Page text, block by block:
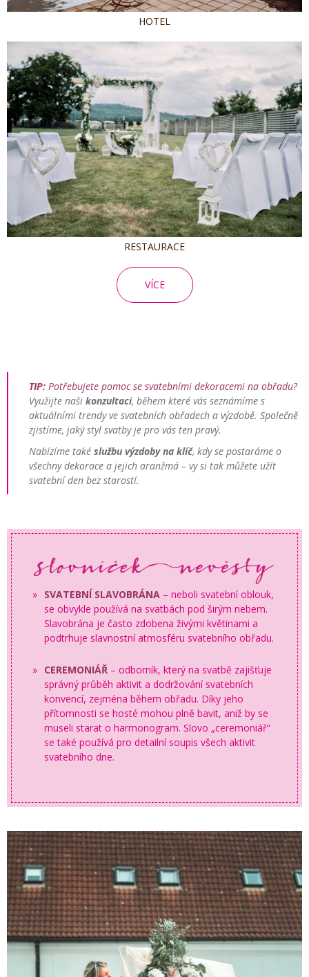
HOTEL
RESTAURACE
VÍCE
TIP: Potřebujete pomoc se svatebními dekoracemi na obřadu?
Využijte naši konzultaci, během které vás seznámíme s
aktuálními trendy ve svatebních obřadech a výzdobě. Společně
zjistíme, jaký styl svatby je pro vás ten pravý.
Nabízíme také službu výzdoby na klíč, kdy se postaráme o
všechny dekorace a jejich aranžmá – vy si tak můžete užít
svatební den bez starostí.
SVATEBNÍ SLAVOBRÁNA – neboli svatební oblouk,
se obvykle používá na svatbách pod širým nebem.
Slavobrána je často zdobena živými květinami a
podtrhuje slavnostní atmosféru svatebního obřadu.
CEREMONIÁŘ – odborník, který na svatbě zajišťuje
správný průběh aktivit a dodržování svatebních
konvencí, zejména během obřadu. Díky jeho
přítomnosti se hosté mohou plně bavit, aniž by se
museli starat o harmonogram. Slovo „ceremoniář“
se také používá pro detailní soupis všech aktivit
svatebního dne.